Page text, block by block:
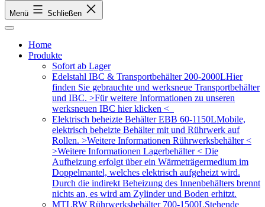
Menü Schließen
Home
Produkte
Sofort ab Lager
Edelstahl IBC & Transportbehälter 200-2000LHier
finden Sie gebrauchte und werksneue Transportbehälter
und IBC. >Für weitere Informationen zu unseren
werksneuen IBC hier klicken <
Elektrisch beheizte Behälter EBB 60-1150LMobile,
elektrisch beheizte Behälter mit und Rührwerk auf
Rollen. >Weitere Informationen Rührwerksbehälter <
>Weitere Informationen Lagerbehälter < Die
Aufheizung erfolgt über ein Wärmeträgermedium im
Doppelmantel, welches elektrisch aufgeheizt wird.
Durch die indirekt Beheizung des Innenbehälters brennt
nichts an, es wird am Zylinder und Boden erhitzt.
MTLRW Rührwerksbehälter 700-1500LStehende